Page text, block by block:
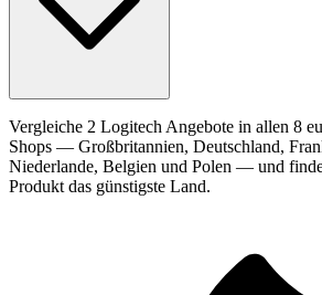
Vergleiche 2 Logitech Angebote in allen 8
Shops — Großbritannien, Deutschland,
Niederlande, Belgien und Polen — und
Produkt das günstigste Land.